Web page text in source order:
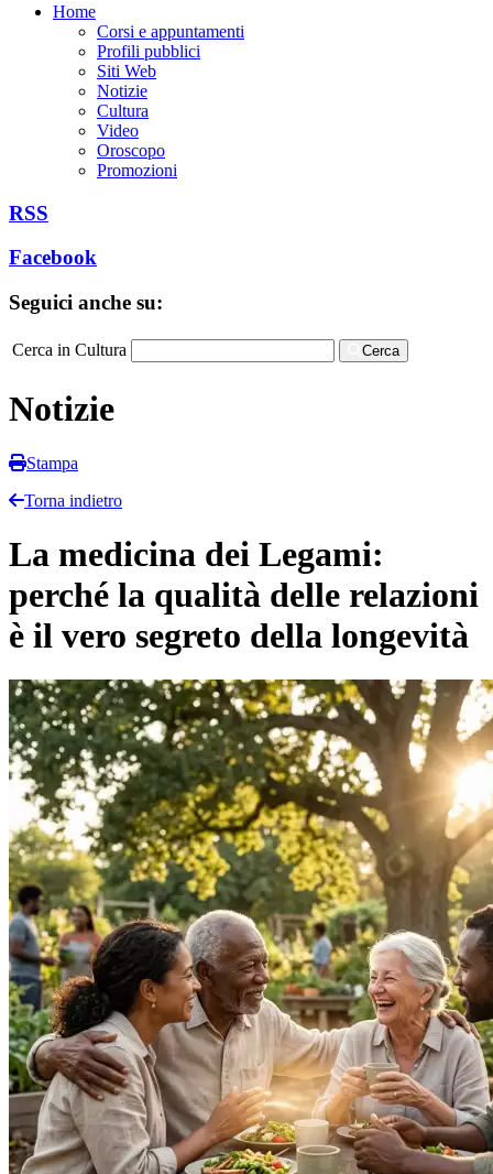
Home
Corsi e appuntamenti
Profili pubblici
Siti Web
Notizie
Cultura
Video
Oroscopo
Promozioni
RSS
Facebook
Seguici anche su:
Cerca in Cultura Cerca
Notizie
Stampa
Torna indietro
La medicina dei Legami:
perché la qualità delle relazioni
è il vero segreto della longevità